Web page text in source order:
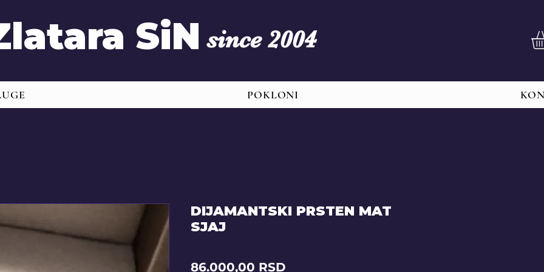
SiN since 2004
POKLONI
DIJAMANTSKI PRSTEN MAT
SJAJ
86.000,00 RSD